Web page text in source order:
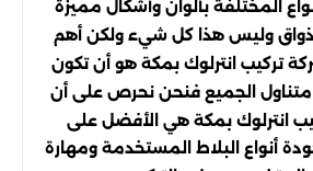
المختلفة بألوان وأشكال مميزة
وليس هذا كل شيء ولكن أهم
تركيب انترلوك بمكة هو أن تكون
متناول الجميع فنحن نحرص على أن
انترلوك بمكة هي الأفضل على
أنواع البلاط المستخدمة ومهارة